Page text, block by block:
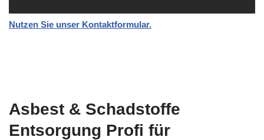
Nutzen Sie unser Kontaktformular.
Asbest & Schadstoffe
Entsorgung Profi für